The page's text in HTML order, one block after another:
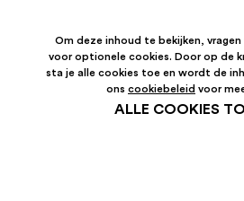
Om deze inhoud te bekijken,
voor optionele cookies. Door op de
sta je alle cookies toe en wordt de
ons cookiebeleid voor
ALLE COOKIES